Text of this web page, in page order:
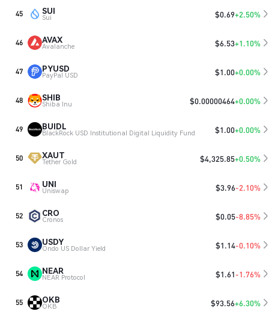
45 SUI
Sui $0.69+2.50%
46 AVAX
Avalanche $6.53+1.10%
47 PYUSD
PayPal USD $1.00+0.00%
48 SHIB
Shiba Inu $0.00000464+0.00%
49 BUIDL
BlackRock USD Institutional Digital Liquidity Fund $1.00+0.00%
50 XAUT
Tether Gold $4,325.85+0.50%
51 UNI
Uniswap $3.96-2.10%
52 CRO
Cronos $0.05-8.85%
53 USDY
Ondo US Dollar Yield $1.14-0.10%
54 NEAR
NEAR Protocol $1.61-1.76%
55 OKB
OKB $93.56+6.30%